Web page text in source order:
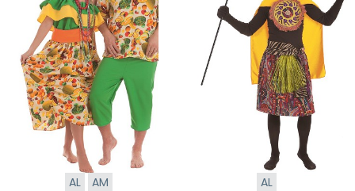
AL
AM
AL